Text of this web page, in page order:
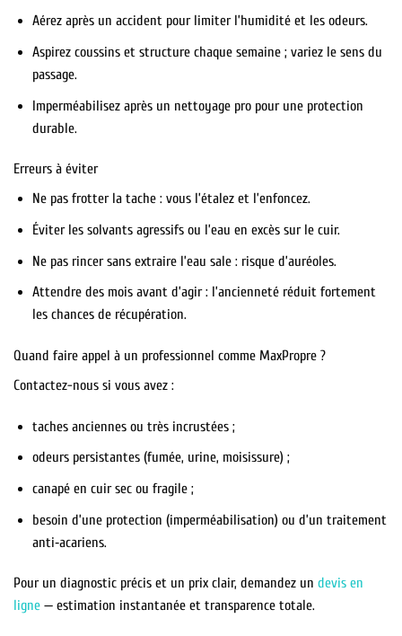
Aérez après un accident pour limiter l’humidité et les odeurs.
Aspirez coussins et structure chaque semaine ; variez le sens du
passage.
Imperméabilisez après un nettoyage pro pour une protection
durable.
Erreurs à éviter
Ne pas frotter la tache : vous l’étalez et l’enfoncez.
Éviter les solvants agressifs ou l’eau en excès sur le cuir.
Ne pas rincer sans extraire l’eau sale : risque d’auréoles.
Attendre des mois avant d’agir : l’ancienneté réduit fortement
les chances de récupération.
Quand faire appel à un professionnel comme MaxPropre ?
Contactez-nous si vous avez :
taches anciennes ou très incrustées ;
odeurs persistantes (fumée, urine, moisissure) ;
canapé en cuir sec ou fragile ;
besoin d’une protection (imperméabilisation) ou d’un traitement
anti‑acariens.
Pour un diagnostic précis et un prix clair, demandez un devis en
ligne — estimation instantanée et transparence totale.